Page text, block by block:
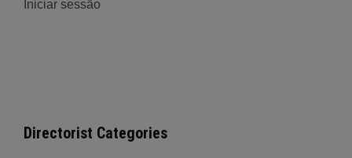
Iniciar sessão
Directorist Categories